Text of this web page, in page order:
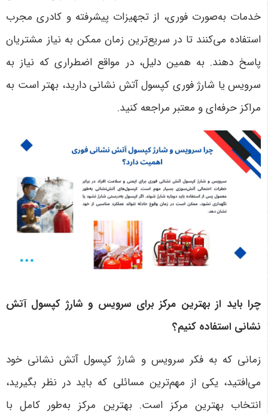
خدمات به‌صورت فوری، از تجهیزات پیشرفته و کادری مجرب
استفاده می‌کنند تا در سریع‌ترین زمان ممکن به نیاز مشتریان
پاسخ دهند. به همین دلیل، در مواقع اضطراری که نیاز به
سرویس یا شارژ فوری کپسول آتش نشانی دارید، بهتر است به
مراکز حرفه‌ای و معتبر مراجعه کنید.
چرا باید از بهترین مرکز برای سرویس و شارژ کپسول آتش
نشانی استفاده کنیم؟
زمانی که به فکر سرویس و شارژ کپسول آتش نشانی خود
می‌افتید، یکی از مهم‌ترین مسائلی که باید در نظر بگیرید،
انتخاب بهترین مرکز است. بهترین مرکز به‌طور کامل با